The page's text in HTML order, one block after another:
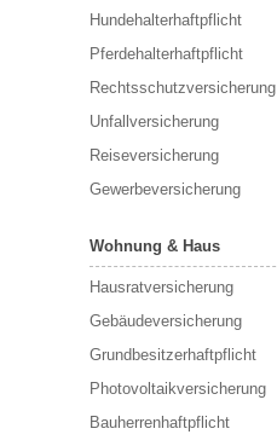
Hundehalterhaftpflicht
Pferdehalterhaftpflicht
Rechtsschutzversicherung
Unfallversicherung
Reiseversicherung
Gewerbeversicherung
Wohnung & Haus
Hausratversicherung
Gebäudeversicherung
Grundbesitzerhaftpflicht
Photovoltaikversicherung
Bauherrenhaftpflicht